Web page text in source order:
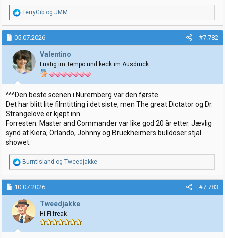
R
e
a
k
s
j
o
n
e
r
:
TerryGib og JMM
05.07.2026 #7.782
Valentino
Lustig im Tempo und keck im Ausdruck
^^^Den beste scenen i Nuremberg var den første.
Det har blitt lite filmtitting i det siste, men The great Dictator og Dr.
Strangelove er kjøpt inn.
Forresten: Master and Commander var like god 20 år etter. Jævlig
synd at Kiera, Orlando, Johnny og Bruckheimers bulldoser stjal
showet.
R
e
a
k
s
j
o
n
e
r
BurntIsland og Tweedjakke
10.07.2026 #7.783
Tweedjakke
Hi-Fi freak